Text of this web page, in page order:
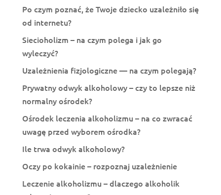
Po czym poznać, że Twoje dziecko uzależniło się
od internetu?
Siecioholizm – na czym polega i jak go
wyleczyć?
Uzależnienia fizjologiczne — na czym polegają?
Prywatny odwyk alkoholowy – czy to lepsze niż
normalny ośrodek?
Ośrodek leczenia alkoholizmu – na co zwracać
uwagę przed wyborem ośrodka?
Ile trwa odwyk alkoholowy?
Oczy po kokainie – rozpoznaj uzależnienie
Leczenie alkoholizmu – dlaczego alkoholik